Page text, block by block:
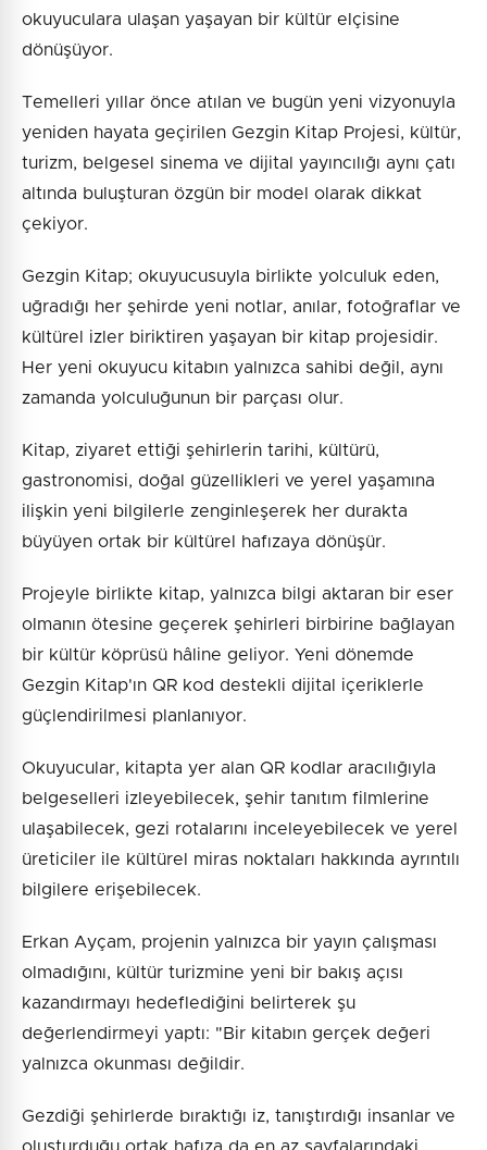
okuyuculara ulaşan yaşayan bir kültür elçisine
dönüşüyor.
Temelleri yıllar önce atılan ve bugün yeni vizyonuyla
yeniden hayata geçirilen Gezgin Kitap Projesi, kültür,
turizm, belgesel sinema ve dijital yayıncılığı aynı çatı
altında buluşturan özgün bir model olarak dikkat
çekiyor.
Gezgin Kitap; okuyucusuyla birlikte yolculuk eden,
uğradığı her şehirde yeni notlar, anılar, fotoğraflar ve
kültürel izler biriktiren yaşayan bir kitap projesidir.
Her yeni okuyucu kitabın yalnızca sahibi değil, aynı
zamanda yolculuğunun bir parçası olur.
Kitap, ziyaret ettiği şehirlerin tarihi, kültürü,
gastronomisi, doğal güzellikleri ve yerel yaşamına
ilişkin yeni bilgilerle zenginleşerek her durakta
büyüyen ortak bir kültürel hafızaya dönüşür.
Projeyle birlikte kitap, yalnızca bilgi aktaran bir eser
olmanın ötesine geçerek şehirleri birbirine bağlayan
bir kültür köprüsü hâline geliyor. Yeni dönemde
Gezgin Kitap'ın QR kod destekli dijital içeriklerle
güçlendirilmesi planlanıyor.
Okuyucular, kitapta yer alan QR kodlar aracılığıyla
belgeselleri izleyebilecek, şehir tanıtım filmlerine
ulaşabilecek, gezi rotalarını inceleyebilecek ve yerel
üreticiler ile kültürel miras noktaları hakkında ayrıntılı
bilgilere erişebilecek.
Erkan Ayçam, projenin yalnızca bir yayın çalışması
olmadığını, kültür turizmine yeni bir bakış açısı
kazandırmayı hedeflediğini belirterek şu
değerlendirmeyi yaptı: "Bir kitabın gerçek değeri
yalnızca okunması değildir.
Gezdiği şehirlerde bıraktığı iz, tanıştırdığı insanlar ve